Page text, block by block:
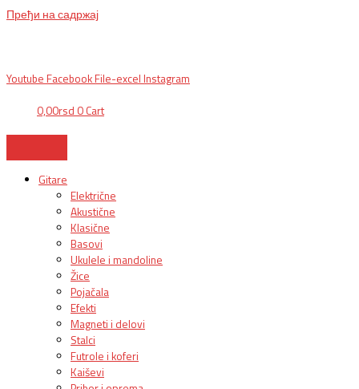
Пређи на садржај
Youtube Facebook File-excel Instagram
0,00rsd 0 Cart
Gitare
Električne
Akustične
Klasične
Basovi
Ukulele i mandoline
Žice
Pojačala
Efekti
Magneti i delovi
Stalci
Futrole i koferi
Kaiševi